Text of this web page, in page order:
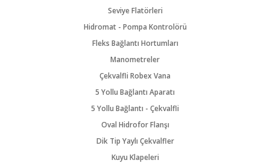
Seviye Flatörleri
Hidromat - Pompa Kontrolörü
Fleks Bağlantı Hortumları
Manometreler
Çekvalfli Robex Vana
5 Yollu Bağlantı Aparatı
5 Yollu Bağlantı - Çekvalfli
Oval Hidrofor Flanşı
Dik Tip Yaylı Çekvalfler
Kuyu Klapeleri